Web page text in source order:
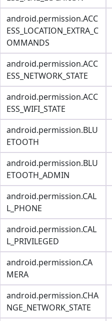
android.permission.ACC
ESS_LOCATION_EXTRA_C
OMMANDS
android.permission.ACC
ESS_NETWORK_STATE
android.permission.ACC
ESS_WIFI_STATE
android.permission.BLU
ETOOTH
android.permission.BLU
ETOOTH_ADMIN
android.permission.CAL
L_PHONE
android.permission.CAL
L_PRIVILEGED
android.permission.CA
MERA
android.permission.CHA
NGE_NETWORK_STATE